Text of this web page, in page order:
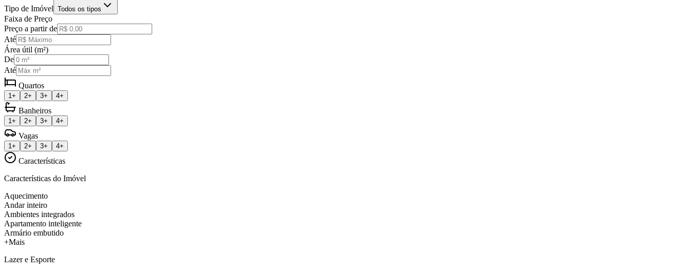
Tipo de Imóvel Todos os tipos
Faixa de Preço
Preço a partir de
Até
Área útil (m²)
De
Até
Quartos
1+ 2+ 3+ 4+
Banheiros
1+ 2+ 3+ 4+
Vagas
1+ 2+ 3+ 4+
Características
Características do Imóvel
Aquecimento
Andar inteiro
Ambientes integrados
Apartamento inteligente
Armário embutido
+Mais
Lazer e Esporte